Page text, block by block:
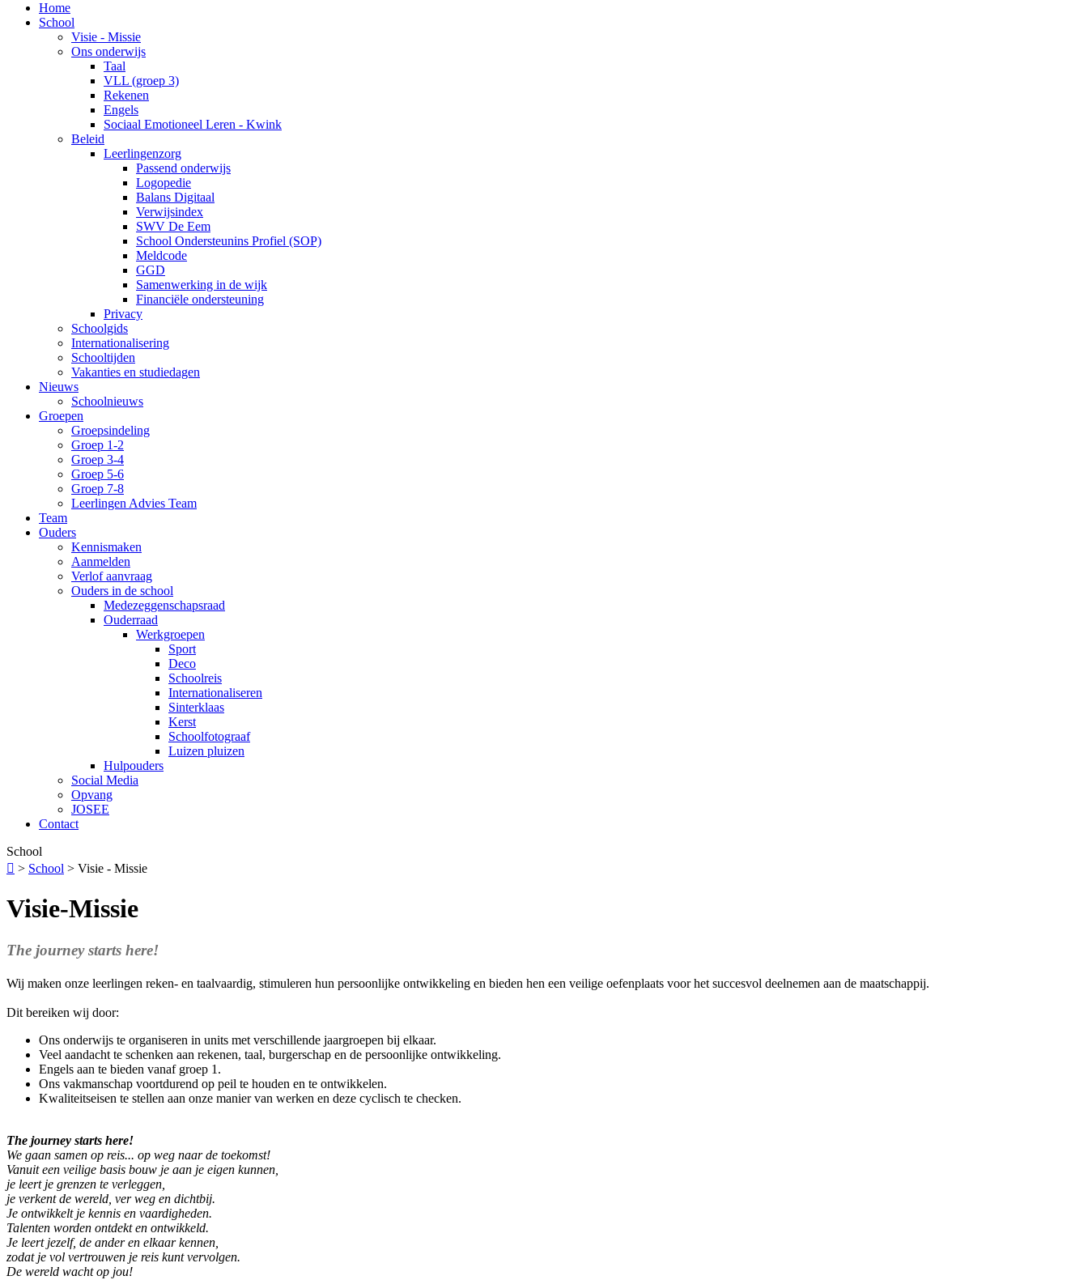
Home
School
Visie - Missie
Ons onderwijs
Taal
VLL (groep 3)
Rekenen
Engels
Sociaal Emotioneel Leren - Kwink
Beleid
Leerlingenzorg
Passend onderwijs
Logopedie
Balans Digitaal
Verwijsindex
SWV De Eem
School Ondersteunins Profiel (SOP)
Meldcode
GGD
Samenwerking in de wijk
Financiële ondersteuning
Privacy
Schoolgids
Internationalisering
Schooltijden
Vakanties en studiedagen
Nieuws
Schoolnieuws
Groepen
Groepsindeling
Groep 1-2
Groep 3-4
Groep 5-6
Groep 7-8
Leerlingen Advies Team
Team
Ouders
Kennismaken
Aanmelden
Verlof aanvraag
Ouders in de school
Medezeggenschapsraad
Ouderraad
Werkgroepen
Sport
Deco
Schoolreis
Internationaliseren
Sinterklaas
Kerst
Schoolfotograaf
Luizen pluizen
Hulpouders
Social Media
Opvang
JOSEE
Contact
School
 > School > Visie - Missie
Visie-Missie
The journey starts here!
Wij maken onze leerlingen reken- en taalvaardig, stimuleren hun persoonlijke ontwikkeling en bieden hen een veilige oefenplaats voor het succesvol deelnemen aan de maatschappij.
Dit bereiken wij door:
Ons onderwijs te organiseren in units met verschillende jaargroepen bij elkaar.
Veel aandacht te schenken aan rekenen, taal, burgerschap en de persoonlijke ontwikkeling.
Engels aan te bieden vanaf groep 1.
Ons vakmanschap voortdurend op peil te houden en te ontwikkelen.
Kwaliteitseisen te stellen aan onze manier van werken en deze cyclisch te checken.
The journey starts here!
We gaan samen op reis... op weg naar de toekomst!
Vanuit een veilige basis bouw je aan je eigen kunnen,
je leert je grenzen te verleggen,
je verkent de wereld, ver weg en dichtbij.
Je ontwikkelt je kennis en vaardigheden.
Talenten worden ontdekt en ontwikkeld.
Je leert jezelf, de ander en elkaar kennen,
zodat je vol vertrouwen je reis kunt vervolgen.
De wereld wacht op jou!